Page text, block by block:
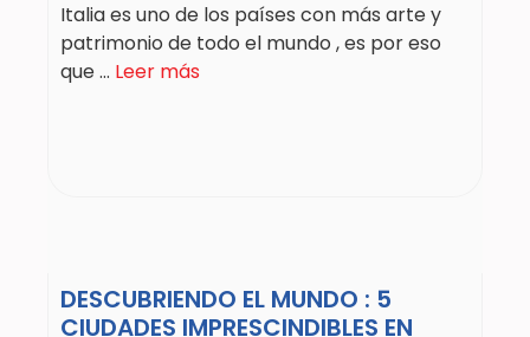
Italia es uno de los países con más arte y
patrimonio de todo el mundo , es por eso
que ... Leer más
DESCUBRIENDO EL MUNDO : 5
CIUDADES IMPRESCINDIBLES EN